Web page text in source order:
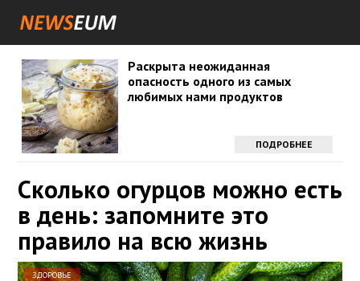
Раскрыта неожиданная
опасность одного из самых
любимых нами продуктов
ПОДРОБНЕЕ
Сколько огурцов можно есть
в день: запомните это
правило на всю жизнь
ЗДОРОВЬЕ